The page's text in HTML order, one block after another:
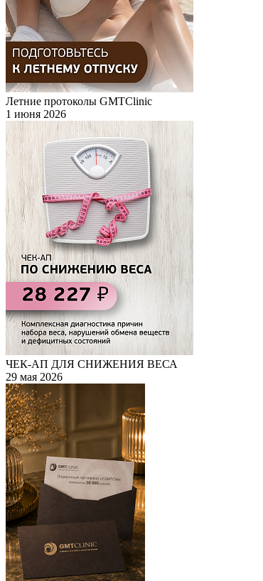
Летние протоколы GMTClinic
1 июня 2026
ЧЕК-АП ДЛЯ СНИЖЕНИЯ ВЕСА
29 мая 2026